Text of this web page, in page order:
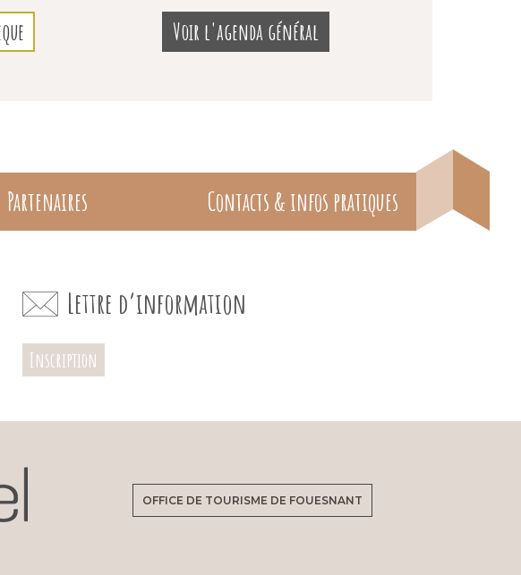
Voir l'agenda général
Partenaires Contacts & infos pratiques
Lettre d’information
Inscription
OFFICE DE TOURISME DE FOUESNANT